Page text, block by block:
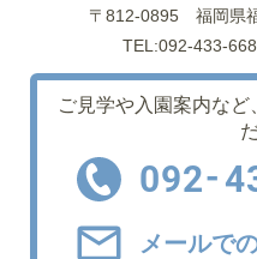
〒812-0895 福岡県
TEL:092-433-
ご見学や入園案内など
092-
メールで